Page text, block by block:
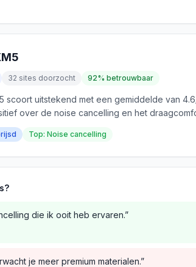
32 sites doorzocht 92% betrouwbaar
scoort uitstekend met een gemiddelde van
over de noise cancelling en het
Top: Noise cancelling
die ik ooit heb ervaren.”
je meer premium materialen.”